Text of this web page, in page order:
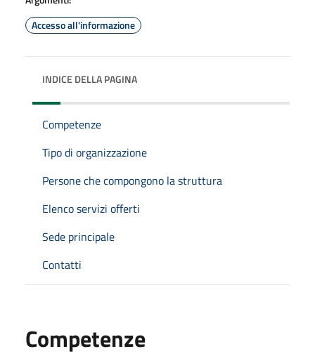
Accesso all'informazione
INDICE DELLA PAGINA
Competenze
Tipo di organizzazione
Persone che compongono la struttura
Elenco servizi offerti
Sede principale
Contatti
Competenze